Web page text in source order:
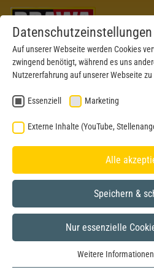
Datenschutzeinstellungen
Auf unserer Webseite werden Cookies
zwingend benötigt, während es uns
Nutzererfahrung auf unserer Webseite
Essenziell Marketing
Externe Inhalte (YouTube,
Alle
Speichern &
Nur essenzielle
Weitere